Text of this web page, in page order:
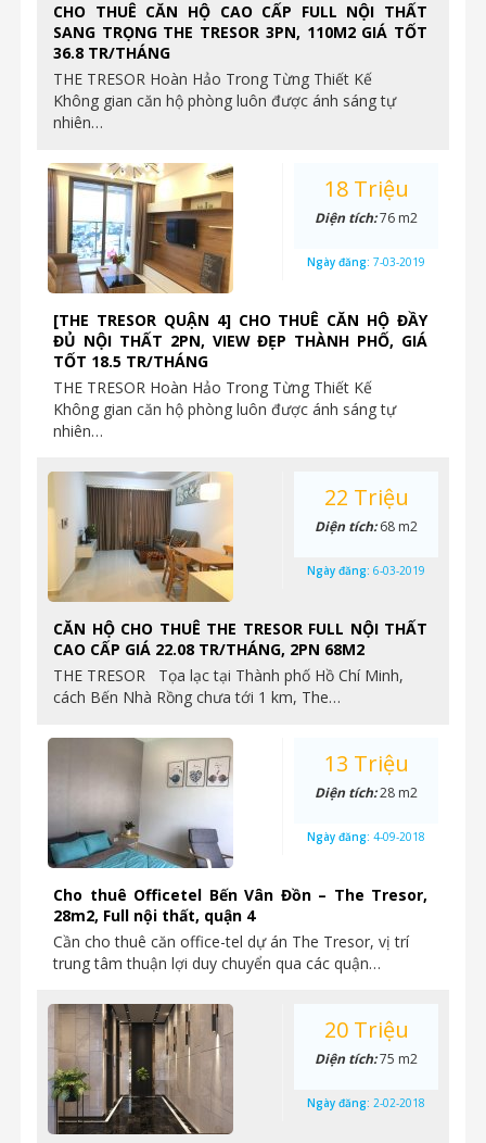
CHO THUÊ CĂN HỘ CAO CẤP FULL NỘI THẤT
SANG TRỌNG THE TRESOR 3PN, 110M2 GIÁ TỐT
36.8 TR/THÁNG
THE TRESOR Hoàn Hảo Trong Từng Thiết Kế
Không gian căn hộ phòng luôn được ánh sáng tự
nhiên…
[THE TRESOR QUẬN 4] CHO THUÊ CĂN HỘ ĐẦY
ĐỦ NỘI THẤT 2PN, VIEW ĐẸP THÀNH PHỐ, GIÁ
TỐT 18.5 TR/THÁNG
THE TRESOR Hoàn Hảo Trong Từng Thiết Kế
Không gian căn hộ phòng luôn được ánh sáng tự
nhiên…
18 Triệu
Diện tích:76 m2
Ngày đăng: 7-03-2019
CĂN HỘ CHO THUÊ THE TRESOR FULL NỘI THẤT
CAO CẤP GIÁ 22.08 TR/THÁNG, 2PN 68M2
THE TRESOR Tọa lạc tại Thành phố Hồ Chí Minh,
cách Bến Nhà Rồng chưa tới 1 km, The…
22 Triệu
Diện tích:68 m2
Ngày đăng: 6-03-2019
Cho thuê Officetel Bến Vân Đồn – The Tresor,
28m2, Full nội thất, quận 4
Cần cho thuê căn office-tel dự án The Tresor, vị trí
trung tâm thuận lợi duy chuyển qua các quận…
13 Triệu
Diện tích:28 m2
Ngày đăng: 4-09-2018
20 Triệu
Diện tích:75 m2
Ngày đăng: 2-02-2018